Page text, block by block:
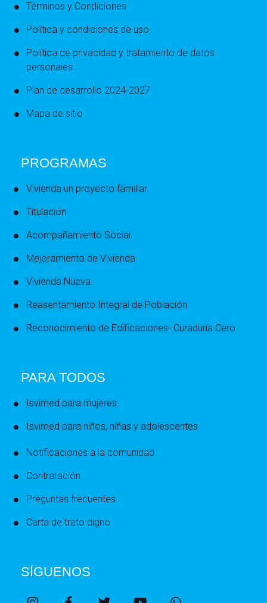
Términos y Condiciones
Política y condiciones de uso
Política de privacidad y tratamiento de datos
personales
Plan de desarrollo 2024-2027
Mapa de sitio
PROGRAMAS
Vivienda un proyecto familiar
Titulación
Acompañamiento Social
Mejoramiento de Vivienda
Vivienda Nueva
Reasentamiento Integral de Población
Reconocimiento de Edificaciones- Curaduría Cero
PARA TODOS
Isvimed para mujeres
Isvimed para niños, niñas y adolescentes
Notificaciones a la comunidad
Contratación
Preguntas frecuentes
Carta de trato digno
SÍGUENOS